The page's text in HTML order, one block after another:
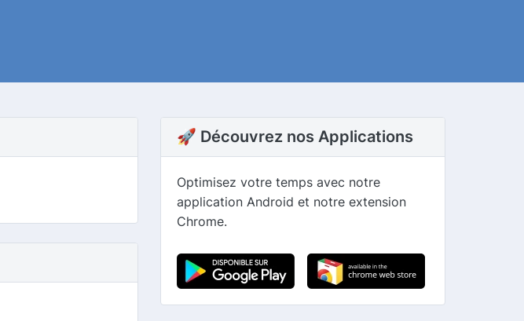
🚀 Découvrez nos Applications
Optimisez votre temps avec notre
application Android et notre extension
Chrome.